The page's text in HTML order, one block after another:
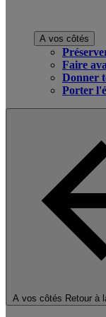
A vos côtés
Faire
Donner
Porter
A vos côtés Retour à